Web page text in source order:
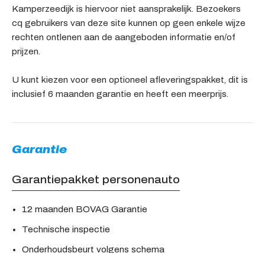
Kamperzeedijk is hiervoor niet aansprakelijk. Bezoekers
cq gebruikers van deze site kunnen op geen enkele wijze
rechten ontlenen aan de aangeboden informatie en/of
prijzen.
U kunt kiezen voor een optioneel afleveringspakket, dit is
inclusief 6 maanden garantie en heeft een meerprijs.
Garantie
Garantiepakket personenauto
12 maanden BOVAG Garantie
Technische inspectie
Onderhoudsbeurt volgens schema